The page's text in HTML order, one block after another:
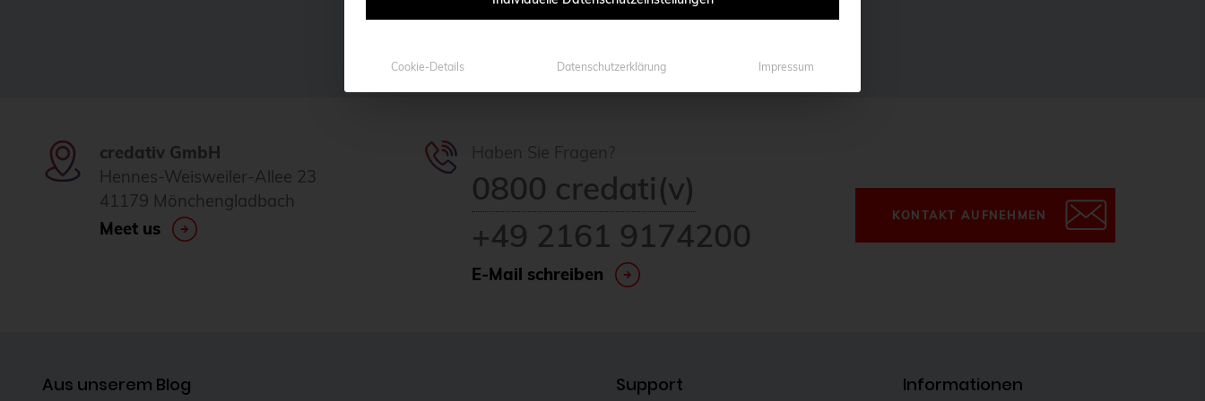
credativ GmbH
Hennes-Weisweiler-Allee 23
41179 Mönchengladbach
Meet us
Haben Sie Fragen?
0800 credati(v)
+49 2161 9174200
E-Mail schreiben
KONTAKT AUFNEHMEN
Aus unserem Blog Support Informationen
Cookie-Details Datenschutzerklärung Impressum